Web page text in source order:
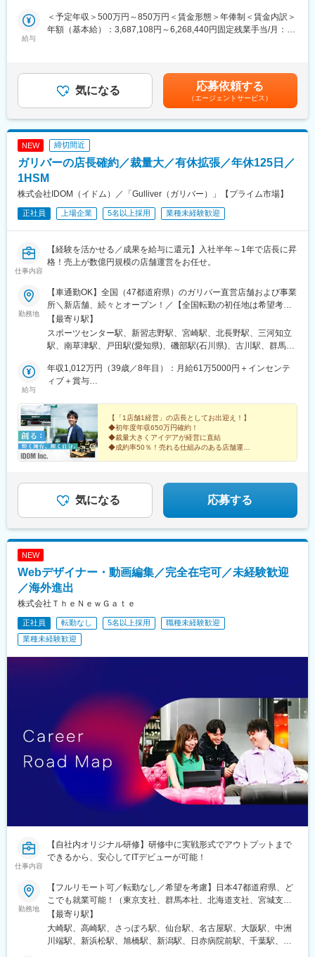
ドと連携しながら品質基準の策定や要件整理など上流工程にも深
く関与します。基本はフルリモートですが、開発チームとの同期
■具体的な業務：
・QA戦略の立案・改善、品質基準やドキュメントの整備
・リリースフローにおけるQA観点の設計・運用
・PdM、エンジニア、CS、セールス等と連携した品質改善
・GitHub Issue作成、要件整理、仕様・改善施策への品質観点で
のフィードバック
・ユーザー体験を踏まえた仕様策定への参画
・AIツールを活用したQA業務の効率化
■開発環境：
・環境／CI：Docker Compose, GitHub, GitHub Actions, BugBug
・IDE：PHPStorm, Cursor, Android Studio, Xcode
MySQL, Valkey
・構成管理／監視：Terraform, Ansible, New Relic, CloudWatch
・その他：Slack, Jira, Miro, Figma, Redash
・AI/LLM：Claude Code, Roo Code, Claude Sonnet 4, OpenAI
o1
変更の範囲：会社の定める業務
給与
＜予定年収＞500万円～850万円＜賃金形態＞年俸制＜賃金内訳＞
年額（基本給）：3,687,108円～6,268,440円固定残業手当/月：
給与補足＞※記載の年収は目安であり、現年収や面接での評価を考
慮して年収は提示させていただきます。賃金はあくまでも目安の
金額であり、選考を通じて上下する可能性があります。月給(月額)
は固定手当を含めた表記です。
気になる 応募依頼する
（エージェントサービス）
NEW 締切間近
ガリバーの店長確約／裁量大／有休拡張／年休125日／
1HSM
株式会社IDOM（イドム）／「Gulliver（ガリバー）」【プライム市場】
正社員 上場企業 5名以上採用 業種未経験歓迎
仕事内容
【経験を活かせる／成果を給与に還元】入社半年～1年で店長に昇
格！売上が数億円規模の店舗運営をお任せ。
勤務地
【車通勤OK】全国（47都道府県）のガリバー直営店舗および事業
所＼新店舗、続々とオープン！／【全国転勤の初任地は希望考
慮】全国47都道府県のガリバー直営店および事業所（将来的に海
外勤務のチャンスもあり）初期配属は相談可能！※受動喫煙対策：
あり※U・Iターン歓迎北海道東北（青森県・岩手県・宮城県・秋田
県・茨城県・栃木県・群馬県）北陸・甲信越（富山県・石川県・
福井県・新潟県・山梨県・長野県）東海（愛知県・静岡県・岐阜
和歌山県）中国（広島県・岡山県・鳥取県・島根県・山口県）四
国（徳島県・香川県・愛媛県・高知県）九州（福岡県・熊本県・
佐賀県・長崎県・大分県・宮崎県・鹿児島県・沖縄県）
【最寄り駅】
スポーツセンター駅、新習志野駅、宮崎駅、北長野駅、三河知立
駅、南草津駅、戸田駅(愛知県)、磯部駅(石川県)、古川駅、群馬総
県)、豊川駅(大阪府)、木更津駅、東新庄駅、鶴田駅、南永山駅、
国見駅(宮城県)、尾上の松駅、てだこ浦西駅、本八戸駅、清水駅
南駅、沼ノ端駅、平成駅、偕楽園駅、草津駅(滋賀県)、高見ノ里
駅、小針駅、橋本駅(福岡県)、笹木野駅、和歌山市駅、佐賀駅、西
若松駅、永山駅、小木津駅、土山駅、三島二日町駅、蛇田駅、附
属中学前駅、五井駅、原市駅、喜多山駅(愛知県)、新川駅(北海
道)、宮前駅、南富山駅、日宇駅、山形駅、西岐阜駅、三条駅(香川
矢田駅(大阪府)、藤が丘駅(愛知県)、東福山駅、逢妻駅、六名駅、
山口駅(山口県)、宇和島駅、浦田駅(福岡県)、七尾駅、サンドーム
道線)、東姫路駅、岡本駅(栃木県)、秋田駅、三日市駅、焼津駅、
越前開発駅、長府駅、小山駅、亀田駅、備前西市駅、帯広駅、日
向庄内駅、旭ケ丘駅(宮崎県)、荒川沖駅、金上駅、高田駅(長崎
泉中央駅、西那須野駅、北山形駅、安積永盛駅、郡山富田駅、西
川口駅、大元駅、八木崎駅、東葉勝田台駅、北大垣駅、太田駅(群
栗郷台地駅、常陸多賀駅、下曽根駅、富士駅、後藤駅、浦添前田
駅、富士山駅、長浜駅、横手駅、東酒田駅、美濃川合駅、香春
駅、新栃木駅、加太駅(和歌山県)、羽犬塚駅、下北駅、玉造温泉
駅、川村駅、八代駅、今治駅、高山駅、新居浜駅、成田駅、出雲
市駅、新茂原駅、川間駅、櫛ケ浜駅、岩屋駅(兵庫県)、宇都宮駅、
伏石駅、今伊勢駅、城野駅(日豊本線)、宝永町駅、紀三井寺駅、筒
井駅(青森県)、太子堂駅、仙北町駅、狭山ケ丘駅、酒折駅、庭瀬
駅、蓮ケ池駅、御門台駅、西掛川駅、中野栄駅、大分駅、南福島
駅、羽後牛島駅、戸塚安行駅、四ツ小屋駅、明見橋駅、西大宮
公園前駅(愛知県)、平田駅(長野県)、高崎駅、東釧路駅、藤枝駅、
敦賀駅、川内駅(鹿児島県)、高茶屋駅、豊川駅、美園駅、古島駅、
卸町駅(宮城県)、八乙女駅、はなみずき通駅、勝田駅、新大宮駅、
福島学院前駅、門戸厄神駅、市民病院前駅(富山県)、多治見駅、絹
潟駅、須賀川駅、関屋駅(新潟県)、中津駅(大分県)、武雄温泉駅、
大村駅(長崎県)、西新発田駅、小松駅、虹ノ松原駅、御幸橋駅、新
潟駅、新栄町駅(福岡県)、八幡駅(福岡県)、春日原駅、白石駅(札幌
市営)、岐阜駅、西宮駅、郡山駅(福島県)、久留米高校前駅、沼津
駅、東金井駅、宮崎神宮駅、東刈谷駅、今井駅、中島駅(愛知県)、
給与
年収1,012万円（39歳／8年目）：月給61万5000円＋インセンテ
ィブ＋賞与
ブ＋賞与
【「1店舗1経営」の店長としてお出迎え！】
◆初年度年収650万円確約！
◆裁量大きくアイデアが経営に直結
◆成約率50％！売れる仕組みのある店舗運営
気になる 応募する
NEW
Webデザイナー・動画編集／完全在宅可／未経験歓迎
／海外進出
株式会社ＴｈｅＮｅｗＧａｔｅ
正社員 転勤なし 5名以上採用
職種未経験歓迎
業種未経験歓迎
仕事内容
【自社内オリジナル研修】研修中に実戦形式でアウトプットまで
できるから、安心してITデビューが可能！
勤務地
【フルリモート可／転勤なし／希望を考慮】日本47都道府県、ど
こでも就業可能！（東京支社、群馬本社、北海道支社、宮城支
社、茨城支社、愛知支社、大阪支社、福岡支社、新潟支社、広島
支社、静岡支店、沖縄支店、千葉支店、神奈川支店、熊本支店、
石川支店または各拠点近郊のプロジェクト先）★リモートワーク
【最寄り駅】
大崎駅、高崎駅、さっぽろ駅、仙台駅、名古屋駅、大阪駅、中洲
川端駅、新浜松駅、旭橋駅、新潟駅、日赤病院前駅、千葉駅、新